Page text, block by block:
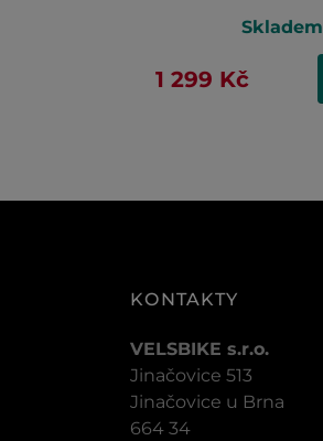
Skladem
1 299 Kč
KONTAKTY
VELSBIKE s.r.o.
Jinačovice 513
Jinačovice u Brna
664 34